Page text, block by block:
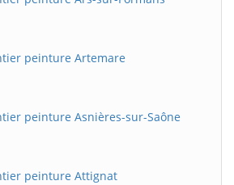
peinture Artemare
peinture Asnières-sur-Saône
peinture Attignat